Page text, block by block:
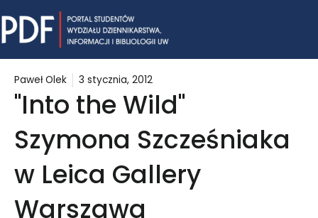
to
content
Paweł Olek 3 stycznia, 2012
"Into the Wild"
Szymona Szcześniaka
w Leica Gallery
Warszawa